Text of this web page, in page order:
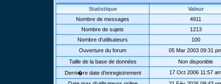
Statistique
Valeur
Nombre de messages
4911
Nombre de sujets
1213
Nombre d'utilisateurs
100
Ouverture du forum
05 Mar 2003 09:31
Taille de la base de données
Non disponible
Derni�re date d'enregistrement
17 Oct 2006 11:57